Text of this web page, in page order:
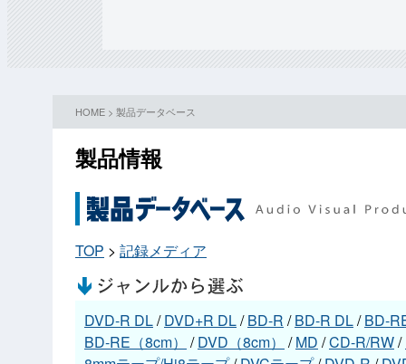
HOME > 製品データベース
製品情報
TOP > 記録メディア
DVD-R DL/DVD+R DL/BD-R /BD-R DL/BD-
BD-RE（8cm）
/DVD（8cm） /MD /CD-R/RW/